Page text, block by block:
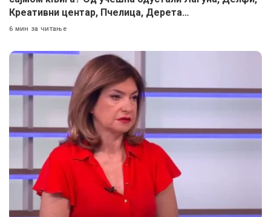
Креативни центар, Пчелица, Дерета…
6 мин за читање